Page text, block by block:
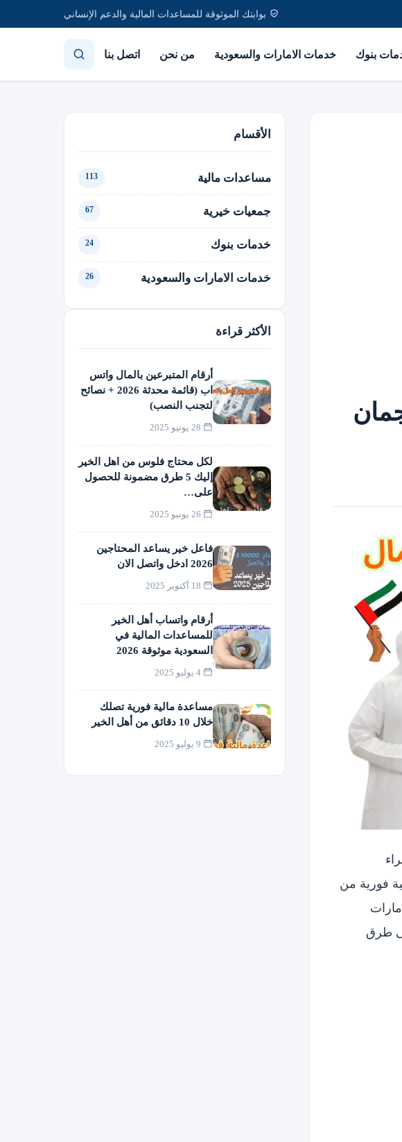
بوابتك الموثوقة للمساعدات المالية والدعم الإنساني
بنوك خدمات الامارات والسعودية من نحن اتصل بنا
فورية من
طرق
الأقسام
مساعدات مالية 113
جمعيات خيرية 67
خدمات بنوك 24
خدمات الامارات والسعودية 26
الأكثر قراءة
أرقام المتبرعين بالمال واتس
اب (قائمة محدثة 2026 + نصائح
لتجنب النصب)
لكل محتاج فلوس من اهل الخير
إليك 5 طرق مضمونة للحصول
على…
فاعل خير يساعد المحتاجين
2026 ادخل واتصل الان
أرقام واتساب أهل الخير
للمساعدات المالية في
السعودية موثوقة 2026
مساعدة مالية فورية تصلك
خلال 10 دقائق من أهل الخير